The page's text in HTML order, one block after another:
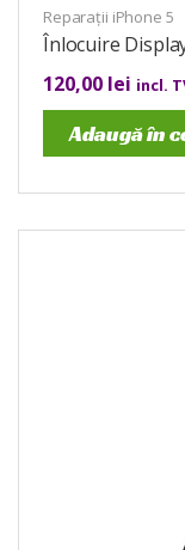
Reparații iPhone 5
Înlocuire
120,00 lei incl.
Adaugă în